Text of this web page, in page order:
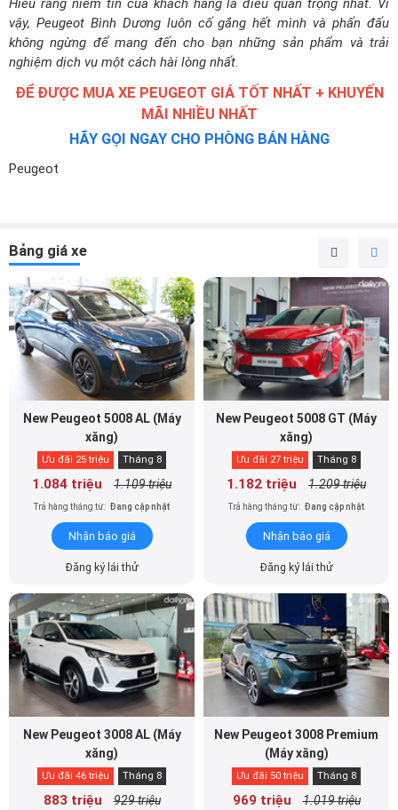
vậy, Peugeot Bình Dương luôn cố gắng hết mình và phấn đấu
không ngừng để mang đến cho bạn những sản phẩm và trải
nghiệm dịch vụ một cách hài lòng nhất.
ĐỂ ĐƯỢC MUA XE PEUGEOT GIÁ TỐT NHẤT + KHUYẾN
MÃI NHIỀU NHẤT
HÃY GỌI NGAY CHO PHÒNG BÁN HÀNG
Peugeot
Bảng giá xe
New Peugeot 5008 AL (Máy
xăng)
Ưu đãi 25 triệu Tháng 8
1.084 triệu 1.109 triệu
Trả hàng tháng từ: Đang cập nhật
Nhận báo giá
Đăng ký lái thử
New Peugeot 5008 GT (Máy
xăng)
Ưu đãi 27 triệu Tháng 8
1.182 triệu 1.209 triệu
Trả hàng tháng từ: Đang cập nhật
Nhận báo giá
Đăng ký lái thử
New Peugeot 3008 AL (Máy
xăng)
Ưu đãi 46 triệu Tháng 8
883 triệu 929 triệu
New Peugeot 3008 Premium
(Máy xăng)
Ưu đãi 50 triệu Tháng 8
969 triệu 1.019 triệu